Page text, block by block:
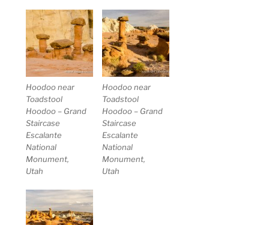
Hoodoo near
Toadstool
Hoodoo – Grand
Staircase
Escalante
National
Monument,
Utah
Hoodoo near
Toadstool
Hoodoo – Grand
Staircase
Escalante
National
Monument,
Utah